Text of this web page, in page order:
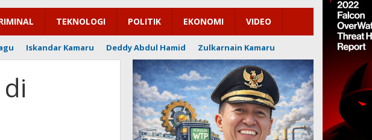
TEKNOLOGI POLITIK EKONOMI VIDEO
Iskandar Kamaru Deddy Abdul Hamid Zulkarnain Kamaru